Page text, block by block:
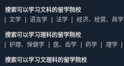
搜索可以学习文科的留学院校
文学
语言学 法学 经济、经营、商学
搜索可以学习理科的留学院校
护理、保健学
医、齿学 药学 理学
搜索可以学习文理科的留学院校